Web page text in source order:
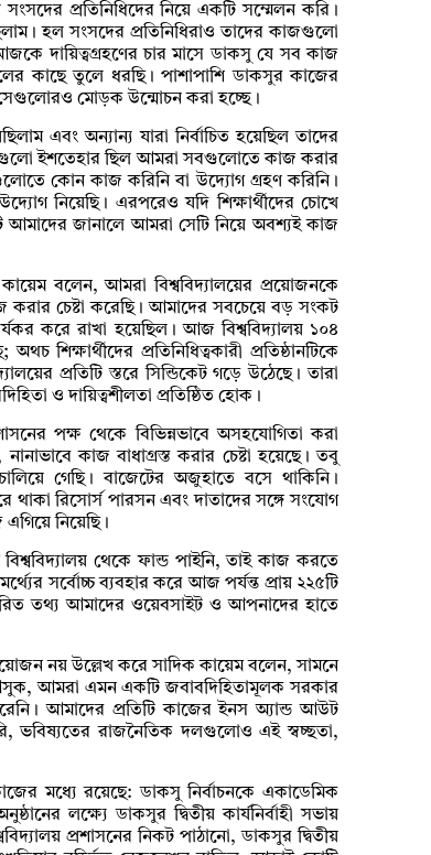
প্রতিনিধিদের নিয়ে একটি সম্মেলন করি।
হল সংসদের প্রতিনিধিরাও তাদের কাজগুলো
দায়িত্বগ্রহণের চার মাসে ডাকসু যে সব কাজ
কাছে তুলে ধরছি। পাশাপাশি ডাকসুর কাজের
সেগুলোরও মোড়ক উন্মোচন করা হচ্ছে।
এবং অন্যান্য যারা নির্বাচিত হয়েছিল তাদের
ইশতেহার ছিল আমরা সবগুলোতে কাজ করার
কোন কাজ করিনি বা উদ্যোগ গ্রহণ করিনি।
নিয়েছি। এরপরেও যদি শিক্ষার্থীদের চোখে
জানালে আমরা সেটি নিয়ে অবশ্যই কাজ
বলেন, আমরা বিশ্ববিদ্যালয়ের প্রয়োজনকে
করার চেষ্টা করেছি। আমাদের সবচেয়ে বড় সংকট
করে রাখা হয়েছিল। আজ বিশ্ববিদ্যালয় ১০৪
শিক্ষার্থীদের প্রতিনিধিত্বকারী প্রতিষ্ঠানটিকে
প্রতিটি স্তরে সিন্ডিকেট গড়ে উঠেছে। তারা
ও দায়িত্বশীলতা প্রতিষ্ঠিত হোক।
পক্ষ থেকে বিভিন্নভাবে অসহযোগিতা করা
কাজ বাধাগ্রস্ত করার চেষ্টা হয়েছে। তবু
গেছি। বাজেটের অজুহাতে বসে থাকিনি।
থাকা রিসোর্স পারসন এবং দাতাদের সঙ্গে সংযোগ
নিয়েছি।
থেকে ফান্ড পাইনি, তাই কাজ করতে
সর্বোচ্চ ব্যবহার করে আজ পর্যন্ত প্রায় ২২৫টি
তথ্য আমাদের ওয়েবসাইট ও আপনাদের হাতে
নয় উল্লেখ করে সাদিক কায়েম বলেন, সামনে
আসুক, আমরা এমন একটি জবাবদিহিতামূলক সরকার
আমাদের প্রতিটি কাজের ইনস অ্যান্ড আউট
ভবিষ্যতের রাজনৈতিক দলগুলোও এই স্বচ্ছতা,
মধ্যে রয়েছে: ডাকসু নির্বাচনকে একাডেমিক
লক্ষ্যে ডাকসুর দ্বিতীয় কার্যনির্বাহী সভায়
প্রশাসনের নিকট পাঠানো, ডাকসুর দ্বিতীয়